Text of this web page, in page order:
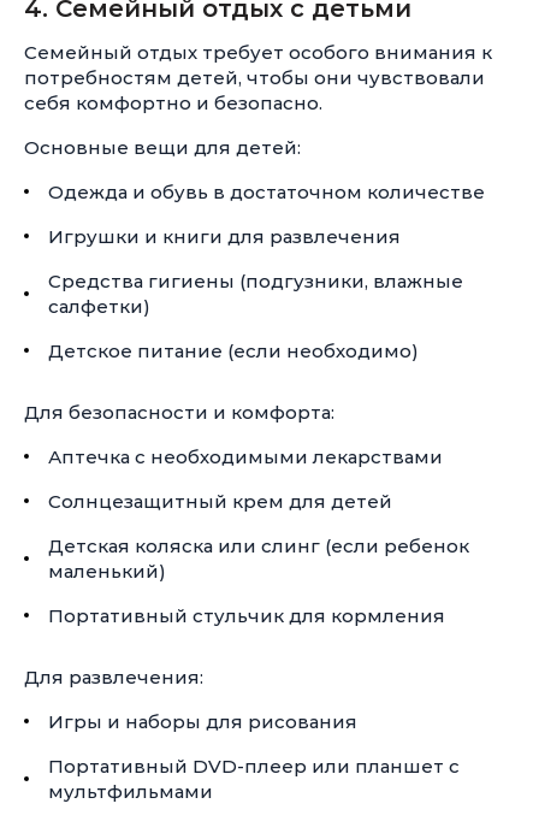
4. Семейный отдых с детьми
Семейный отдых требует особого внимания к
потребностям детей, чтобы они чувствовали
себя комфортно и безопасно.
Основные вещи для детей:
Одежда и обувь в достаточном количестве
Игрушки и книги для развлечения
Средства гигиены (подгузники, влажные
салфетки)
Детское питание (если необходимо)
Для безопасности и комфорта:
Аптечка с необходимыми лекарствами
Солнцезащитный крем для детей
Детская коляска или слинг (если ребенок
маленький)
Портативный стульчик для кормления
Для развлечения:
Игры и наборы для рисования
Портативный DVD-плеер или планшет с
мультфильмами